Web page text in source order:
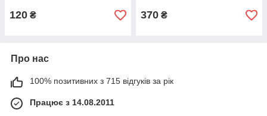
120 ₴ 370 ₴
Про нас
100% позитивних з 715 відгуків за рік
Працює з 14.08.2011